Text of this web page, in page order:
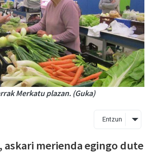
Merkatu plazan. (Guka)
Entzun
askari merienda egingo dute